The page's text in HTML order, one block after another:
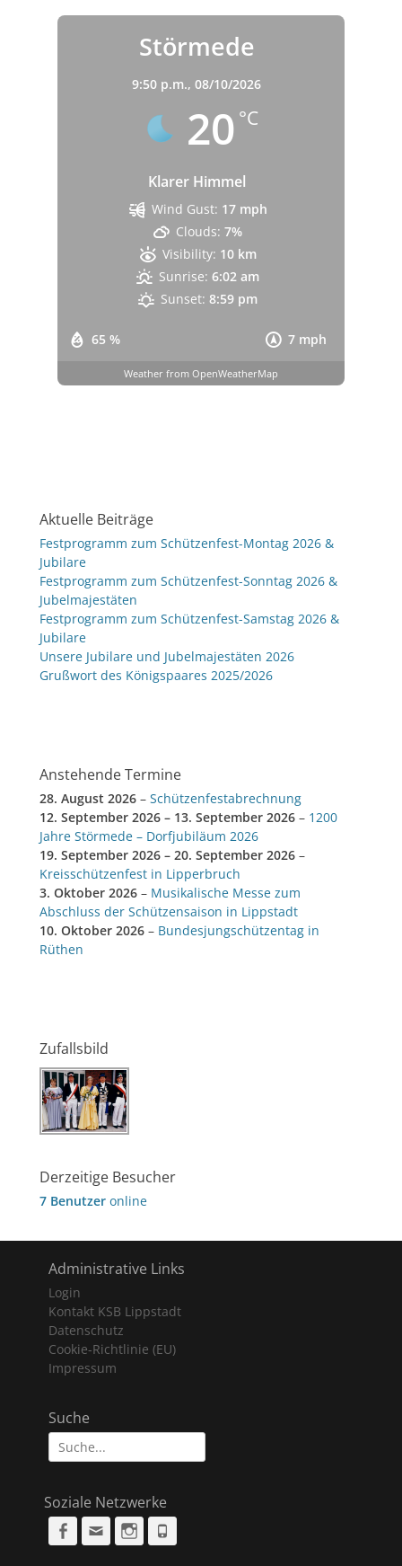
Störmede
9:50 p.m., 08/10/2026
20 °C
Klarer Himmel
65 % 7 mph
Wind Gust: 17 mph
Clouds: 7%
Visibility: 10 km
Sunrise: 6:02 am
Sunset: 8:59 pm
Weather from OpenWeatherMap
Aktuelle Beiträge
Festprogramm zum Schützenfest-Montag 2026 &
Jubilare
Festprogramm zum Schützenfest-Sonntag 2026 &
Jubelmajestäten
Festprogramm zum Schützenfest-Samstag 2026 &
Jubilare
Unsere Jubilare und Jubelmajestäten 2026
Grußwort des Königspaares 2025/2026
Anstehende Termine
28. August 2026 – Schützenfestabrechnung
12. September 2026 – 13. September 2026 – 1200
Jahre Störmede – Dorfjubiläum 2026
19. September 2026 – 20. September 2026 –
Kreisschützenfest in Lipperbruch
3. Oktober 2026 – Musikalische Messe zum
Abschluss der Schützensaison in Lippstadt
10. Oktober 2026 – Bundesjungschützentag in
Rüthen
Zufallsbild
Derzeitige Besucher
7 Benutzer online
Administrative Links
Login
Kontakt KSB Lippstadt
Datenschutz
Cookie-Richtlinie (EU)
Impressum
Suche
Suche
nach:
Soziale Netzwerke
Facebook
Email Instagram